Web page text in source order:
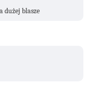
dużej blasze